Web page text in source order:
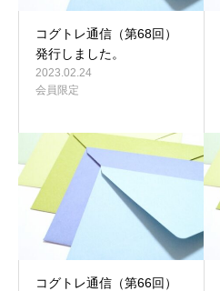
コグトレ通信（第68回）
発行しました。
2023.02.24
会員限定
コグトレ通信（第66回）